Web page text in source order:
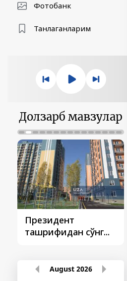
Фотобанк
Танлаганларим
Долзарб мавзулар
Президент
ташрифидан сўнг...
August 2026